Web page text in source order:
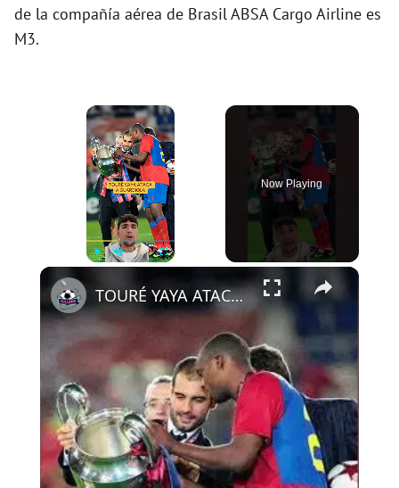
de la compañía aérea de Brasil ABSA Cargo Airline es
M3.
×
Now Playing
×
TOURÉ YAYA ATACA A GUARDIOLA